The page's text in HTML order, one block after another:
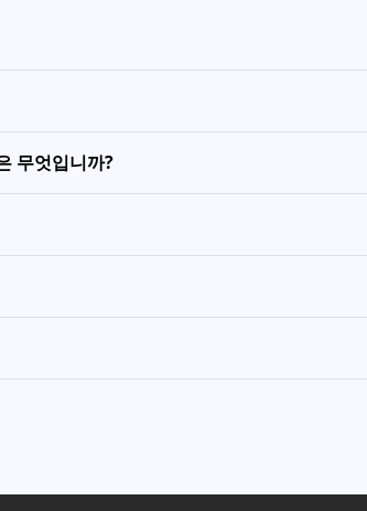
무엇입니까?